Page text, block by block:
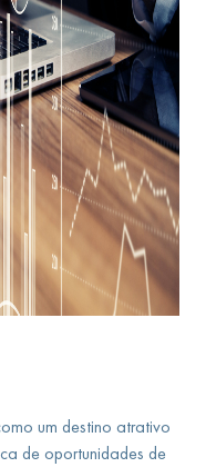
um destino atrativo
de oportunidades de